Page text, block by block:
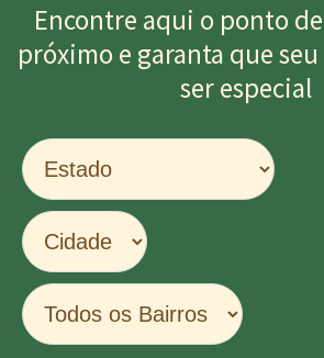
Encontre aqui o ponto
próximo e garanta que
ser especial